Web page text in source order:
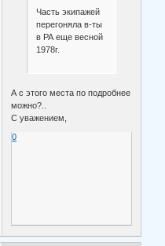
Часть экипажей
перегоняла в-ты
в РА еще весной
1978г.
А с этого места по подробнее
можно?..
С уважением,
0